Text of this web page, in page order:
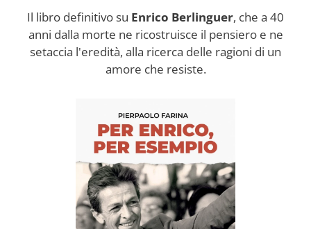
Il libro definitivo su Enrico Berlinguer, che a 40
anni dalla morte ne ricostruisce il pensiero e ne
setaccia l'eredità, alla ricerca delle ragioni di un
amore che resiste.